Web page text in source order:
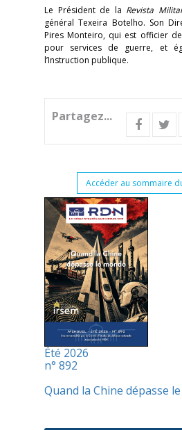
Le Président de la Revista
général Texeira Botelho. Son
Pires Monteiro, qui est officier
pour services de guerre, et
l’Instruction publique.
Partagez...
Accéder au sommaire
Été 2026
n° 892
Quand la Chine dépasse